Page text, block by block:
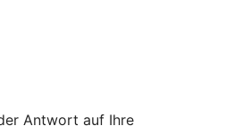
Antwort auf Ihre